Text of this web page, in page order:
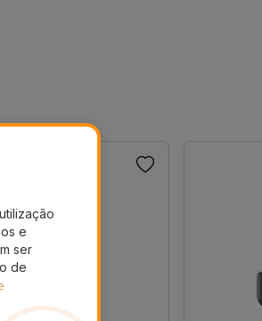
e
ser
de